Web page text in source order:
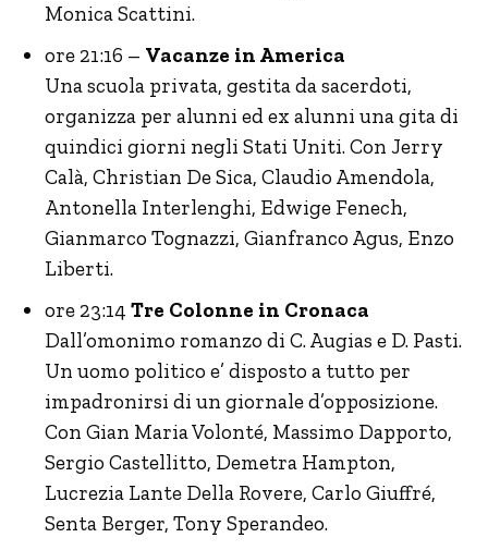
Monica Scattini.
ore 21:16 – Vacanze in America
Una scuola privata, gestita da sacerdoti,
organizza per alunni ed ex alunni una gita di
quindici giorni negli Stati Uniti. Con Jerry
Calà, Christian De Sica, Claudio Amendola,
Antonella Interlenghi, Edwige Fenech,
Gianmarco Tognazzi, Gianfranco Agus, Enzo
Liberti.
ore 23:14 Tre Colonne in Cronaca
Dall’omonimo romanzo di C. Augias e D. Pasti.
Un uomo politico e’ disposto a tutto per
impadronirsi di un giornale d’opposizione.
Con Gian Maria Volonté, Massimo Dapporto,
Sergio Castellitto, Demetra Hampton,
Lucrezia Lante Della Rovere, Carlo Giuffré,
Senta Berger, Tony Sperandeo.